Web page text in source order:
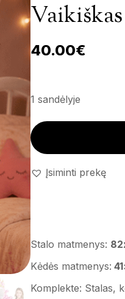
40.00€
1 sandėlyje
Vaikiškas kosmetinis
Įsiminti prekę
Stalo matmenys:
Kėdės matmenys:
Komplekte: Stalas,